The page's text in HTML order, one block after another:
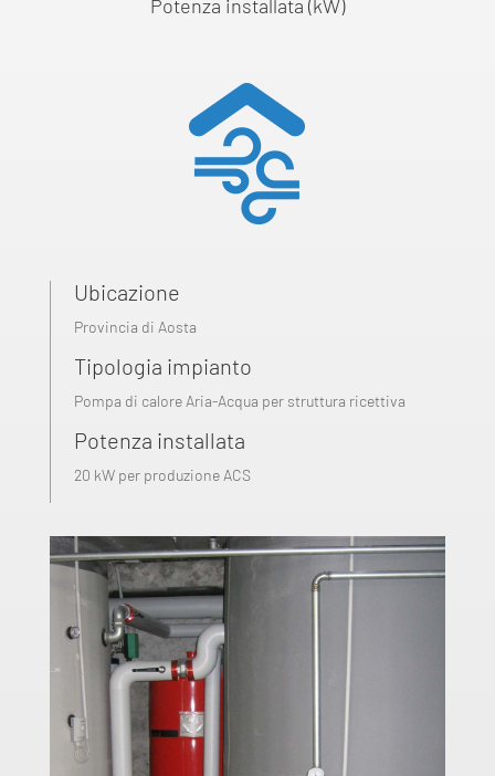
Potenza installata (kW)
Ubicazione
Provincia di Aosta
Tipologia impianto
Pompa di calore Aria-Acqua per struttura ricettiva
Potenza installata
20 kW per produzione ACS